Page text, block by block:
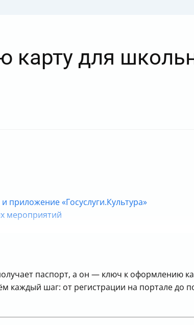
карту для
приложение «Госуслуги.Культура»
мероприятий
паспорт, а он — ключ к оформлению
каждый шаг: от регистрации на портале до